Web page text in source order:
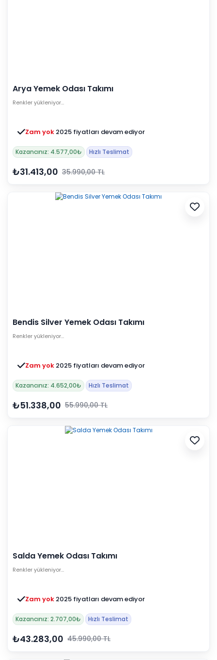
Arya Yemek Odası Takımı
Renkler yükleniyor…
Zam yok 2025 fiyatları devam ediyor
Kazancınız: 4.577,00₺ Hızlı Teslimat
₺31.413,00 35.990,00 TL
Bendis Silver Yemek Odası Takımı
Renkler yükleniyor…
Zam yok 2025 fiyatları devam ediyor
Kazancınız: 4.652,00₺ Hızlı Teslimat
₺51.338,00 55.990,00 TL
Salda Yemek Odası Takımı
Renkler yükleniyor…
Zam yok 2025 fiyatları devam ediyor
Kazancınız: 2.707,00₺ Hızlı Teslimat
₺43.283,00 45.990,00 TL